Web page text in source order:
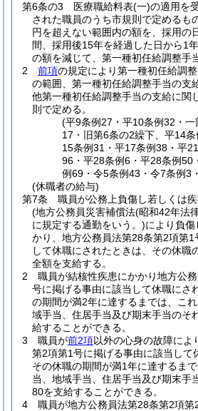
第6条の3
医療職給料表(一)の適用を
された職員のうち市規則で定めるも
円を超えない範囲内の額を、採用の
間、採用後15年を経過した日から1
の額を減じて、第一種初任給調整手
2
前項の規定により第一種初任給調
の範囲、第一種初任給調整手当の支
他第一種初任給調整手当の支給に関
則で定める。
(平9条例27・平10条例32・一
17・旧第6条の2繰下、平14
15条例31・平17条例38・平
96・平28条例6・平28条例50
例69・令5条例43・令7条例3
(休職者の給与)
第7条
職員が公務上負傷し若しくは
(地方公務員災害補償法(昭和42年法
に規定する通勤をいう。)により負
かり、地方公務員法第28条第2項第1
して休職にされたときは、その休職
全額を支給する。
2
職員が結核性疾患にかかり地方公
号に掲げる事由に該当して休職にさ
の期間が満2年に達するまでは、こ
域手当、住居手当及び期末手当のそ
給することができる。
3
職員が前2項以外の心身の故障によ
第2項第1号に掲げる事由に該当して
その休職の期間が満1年に達するま
当、地域手当、住居手当及び期末手
80を支給することができる。
4
職員が地方公務員法第28条第2項